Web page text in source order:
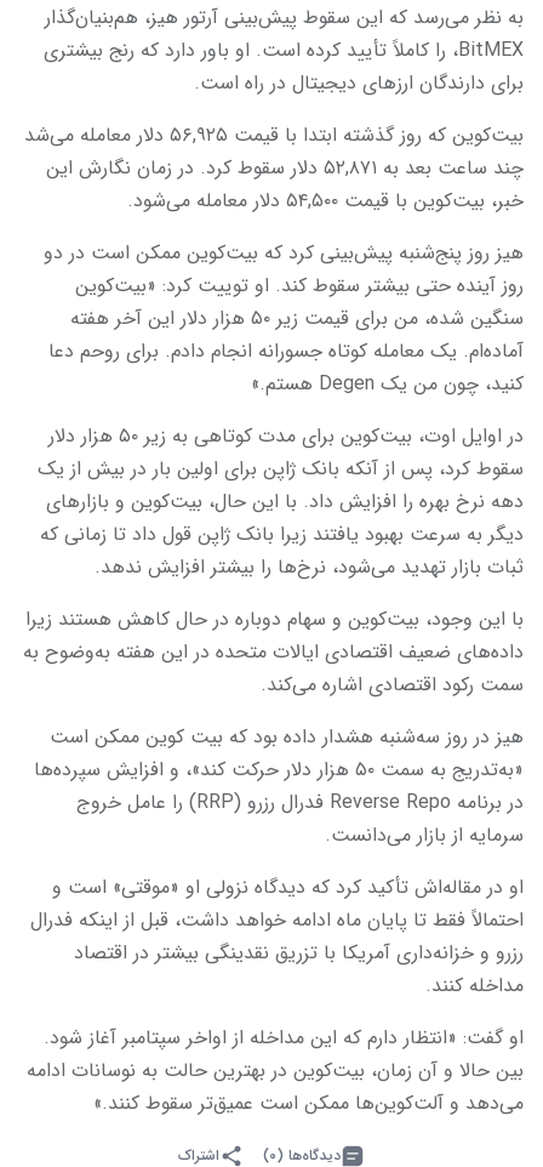
به نظر می‌رسد که این سقوط پیش‌بینی آرتور هیز، هم‌بنیان‌گذار
BitMEX، را کاملاً تأیید کرده است. او باور دارد که رنج بیشتری
برای دارندگان ارزهای دیجیتال در راه است.
بیت‌کوین که روز گذشته ابتدا با قیمت ۵۶,۹۲۵ دلار معامله می‌شد
چند ساعت بعد به ۵۲,۸۷۱ دلار سقوط کرد. در زمان نگارش این
خبر، بیت‌کوین با قیمت ۵۴,۵۰۰ دلار معامله می‌شود.
هیز روز پنج‌شنبه پیش‌بینی کرد که بیت‌کوین ممکن است در دو
روز آینده حتی بیشتر سقوط کند. او توییت کرد: «بیت‌کوین
سنگین شده، من برای قیمت زیر ۵۰ هزار دلار این آخر هفته
آماده‌ام. یک معامله کوتاه جسورانه انجام دادم. برای روحم دعا
کنید، چون من یک Degen هستم.»
در اوایل اوت، بیت‌کوین برای مدت کوتاهی به زیر ۵۰ هزار دلار
سقوط کرد، پس از آنکه بانک ژاپن برای اولین بار در بیش از یک
دهه نرخ بهره را افزایش داد. با این حال، بیت‌کوین و بازارهای
دیگر به سرعت بهبود یافتند زیرا بانک ژاپن قول داد تا زمانی که
ثبات بازار تهدید می‌شود، نرخ‌ها را بیشتر افزایش ندهد.
با این وجود، بیت‌کوین و سهام دوباره در حال کاهش هستند زیرا
داده‌های ضعیف اقتصادی ایالات متحده در این هفته به‌وضوح به
سمت رکود اقتصادی اشاره می‌کند.
هیز در روز سه‌شنبه هشدار داده بود که بیت ‌کوین ممکن است
«به‌تدریج به سمت ۵۰ هزار دلار حرکت کند»، و افزایش سپرده‌ها
در برنامه Reverse Repo فدرال رزرو (RRP) را عامل خروج
سرمایه از بازار می‌دانست.
او در مقاله‌اش تأکید کرد که دیدگاه نزولی او «موقتی» است و
احتمالاً فقط تا پایان ماه ادامه خواهد داشت، قبل از اینکه فدرال
رزرو و خزانه‌داری آمریکا با تزریق نقدینگی بیشتر در اقتصاد
مداخله کنند.
او گفت: «انتظار دارم که این مداخله از اواخر سپتامبر آغاز شود.
بین حالا و آن زمان، بیت‌کوین در بهترین حالت به نوسانات ادامه
می‌دهد و آلت‌کوین‌ها ممکن است عمیق‌تر سقوط کنند.»
دیدگاه‌ها (۰) اشتراک